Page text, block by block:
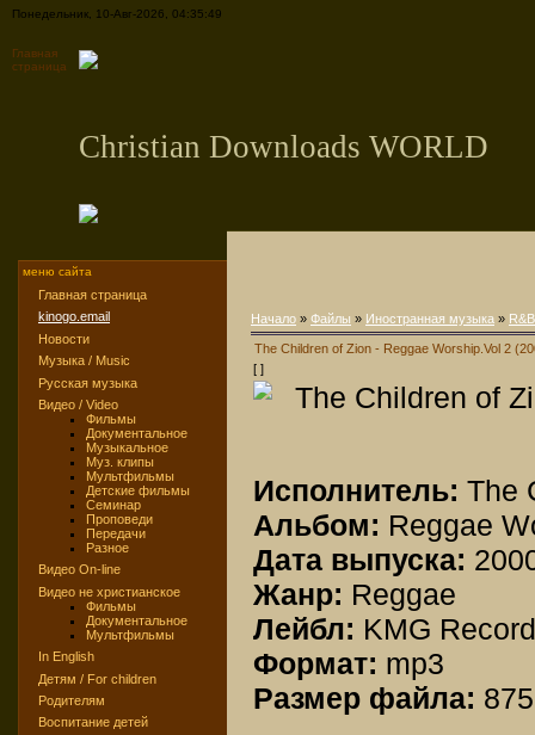
Понедельник, 10-Авг-2026, 04:35:49
Главная
страница
Christian Downloads WORLD
меню сайта
Главная страница
kinogo.email
Новости
Музыка / Music
Русская музыка
Видео / Video
Фильмы
Документальное
Музыкальное
Муз. клипы
Мультфильмы
Детские фильмы
Семинар
Проповеди
Передачи
Разное
Видео On-line
Видео не христианское
Фильмы
Документальное
Мультфильмы
In English
Детям / For children
Родителям
Воспитание детей
Начало » Файлы » Иностранная музыка » R&B
The Children of Zion - Reggae Worship.Vol 2
[ ]
Исполнитель: The
Альбом: Reggae
Дата выпуска:
Жанр: Reggae
Лейбл: KMG
Формат: mp3
Размер файла: